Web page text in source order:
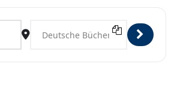
Address - Apenrade [sySamNi1g]
Destination Address - Apenrade